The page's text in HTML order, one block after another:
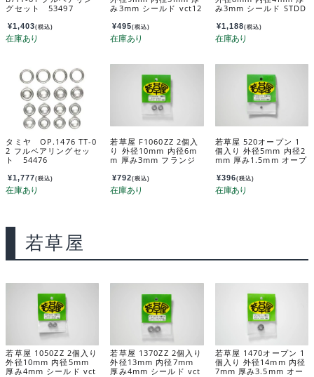
グセット 53497
¥1,403(税込)
み3mm シールド vct12
¥495(税込)
み3mm シールド STDD
¥1,188(税込)
タミヤ OP.1476 TT-0
2 フルベアリングセッ
ト 54476
¥1,777(税込)
若草屋 F1060ZZ 2個入
り 外径10mm 内径6m
m 厚み3mm フランジ
¥792(税込)
若草屋 520オープン 1
個入り 外径5mm 内径2
mm 厚み1.5mm オープ
¥396(税込)
若草屋
若草屋 1050ZZ 2個入り
外径10mm 内径5mm
厚み4mm シールド vct
若草屋 1370ZZ 2個入り
外径13mm 内径7mm
厚み4mm シールド vct
若草屋 1470オープン 1
個入り 外径14mm 内径
7mm 厚み3.5mm オー